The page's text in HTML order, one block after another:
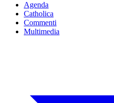
Agenda
Catholica
Commenti
Multimedia